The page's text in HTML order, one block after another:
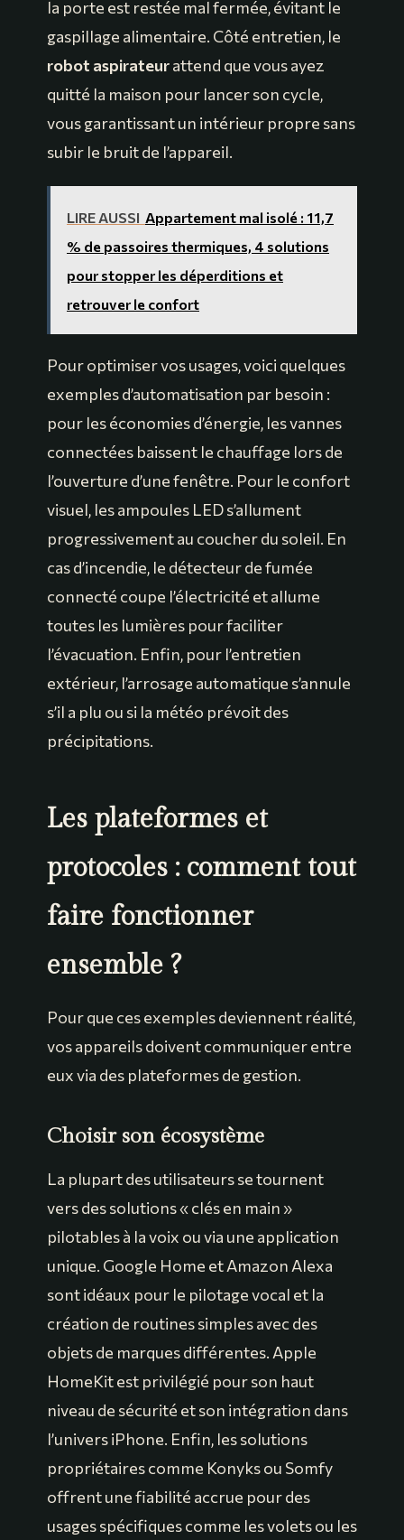
la porte est restée mal fermée, évitant le
gaspillage alimentaire. Côté entretien, le
robot aspirateurattend que vous ayez
quitté la maison pour lancer son cycle,
vous garantissant un intérieur propre sans
subir le bruit de l’appareil.
LIRE AUSSI Appartement mal isolé : 11,7
% de passoires thermiques, 4 solutions
pour stopper les déperditions et
retrouver le confort
Pour optimiser vos usages, voici quelques
exemples d’automatisation par besoin :
pour les économies d’énergie, les vannes
connectées baissent le chauffage lors de
l’ouverture d’une fenêtre. Pour le confort
visuel, les ampoules LED s’allument
progressivement au coucher du soleil. En
cas d’incendie, le détecteur de fumée
connecté coupe l’électricité et allume
toutes les lumières pour faciliter
l’évacuation. Enfin, pour l’entretien
extérieur, l’arrosage automatique s’annule
s’il a plu ou si la météo prévoit des
précipitations.
Les plateformes et
protocoles : comment tout
faire fonctionner
ensemble ?
Pour que ces exemples deviennent réalité,
vos appareils doivent communiquer entre
eux via des plateformes de gestion.
Choisir son écosystème
La plupart des utilisateurs se tournent
vers des solutions « clés en main »
pilotables à la voix ou via une application
unique. Google Home et Amazon Alexa
sont idéaux pour le pilotage vocal et la
création de routines simples avec des
objets de marques différentes. Apple
HomeKit est privilégié pour son haut
niveau de sécurité et son intégration dans
l’univers iPhone. Enfin, les solutions
propriétaires comme Konyks ou Somfy
offrent une fiabilité accrue pour des
usages spécifiques comme les volets ou les